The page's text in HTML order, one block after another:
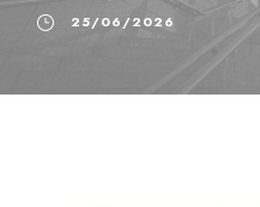
25/06/2026